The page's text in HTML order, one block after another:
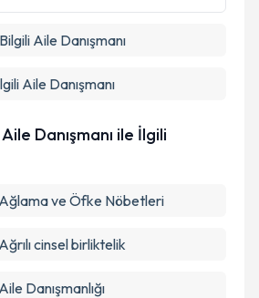
Talebini Gönder
Aile Danışmanı
Aile Danışmanı
Danışmanı ile İlgili
ve Öfke Nöbetleri
cinsel birliktelik
Danışmanlığı